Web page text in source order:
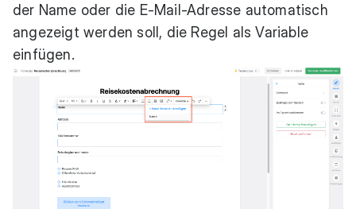
der Name oder die E-Mail-Adresse automatisch
angezeigt werden soll, die Regel als Variable
einfügen.